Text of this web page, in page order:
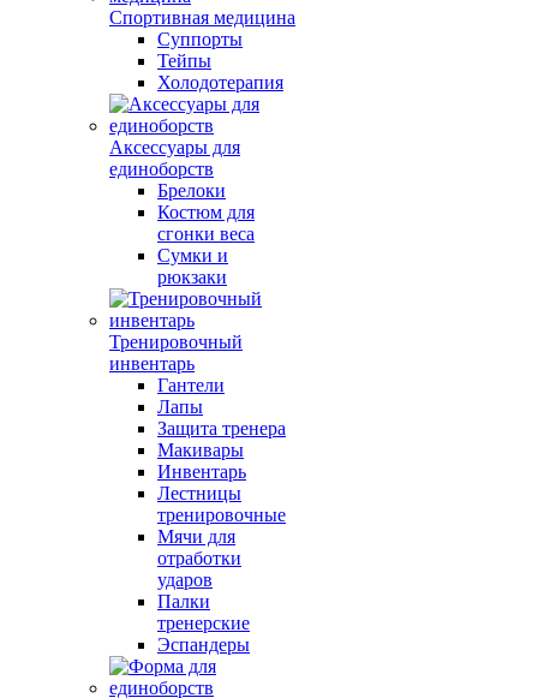
Спортивная медицина
Суппорты
Тейпы
Холодотерапия
Аксессуары для
единоборств
Брелоки
Костюм для
сгонки веса
Сумки и
рюкзаки
Тренировочный
инвентарь
Гантели
Лапы
Защита тренера
Макивары
Инвентарь
Лестницы
тренировочные
Мячи для
отработки
ударов
Палки
тренерские
Эспандеры